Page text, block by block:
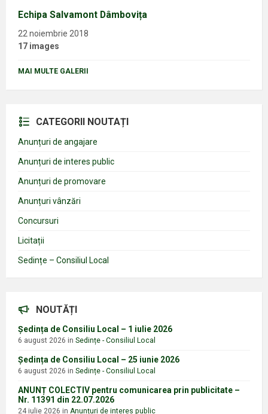
Echipa Salvamont Dâmbovița
22 noiembrie 2018
17 images
MAI MULTE GALERII
CATEGORII NOUTAȚI
Anunțuri de angajare
Anunțuri de interes public
Anunțuri de promovare
Anunțuri vânzări
Concursuri
Licitații
Sedințe – Consiliul Local
NOUTĂȚI
Ședința de Consiliu Local – 1 iulie 2026
6 august 2026 in Sedințe - Consiliul Local
Ședința de Consiliu Local – 25 iunie 2026
6 august 2026 in Sedințe - Consiliul Local
ANUNȚ COLECTIV pentru comunicarea prin publicitate –
Nr. 11391 din 22.07.2026
24 iulie 2026 in Anunțuri de interes public